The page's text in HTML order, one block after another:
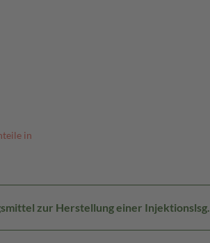
in
zur Herstellung einer Injektionslsg.